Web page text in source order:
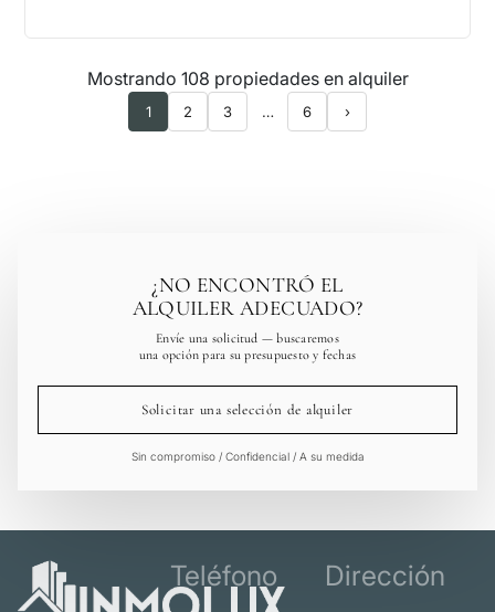
Mostrando 108 propiedades en alquiler
1 2 3 … 6 ›
¿NO ENCONTRÓ EL
ALQUILER ADECUADO?
Envíe una solicitud — buscaremos
una opción para su presupuesto y fechas
Solicitar una selección de alquiler
Sin compromiso / Confidencial / A su medida
Teléfono Dirección